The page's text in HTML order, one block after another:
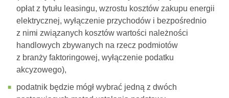
opłat z tytułu leasingu, wzrostu kosztów zakupu energii
elektrycznej, wyłączenie przychodów i bezpośrednio
z nimi związanych kosztów wartości należności
handlowych zbywanych na rzecz podmiotów
z branży faktoringowej, wyłączenie podatku
akcyzowego),
podatnik będzie mógł wybrać jedną z dwóch